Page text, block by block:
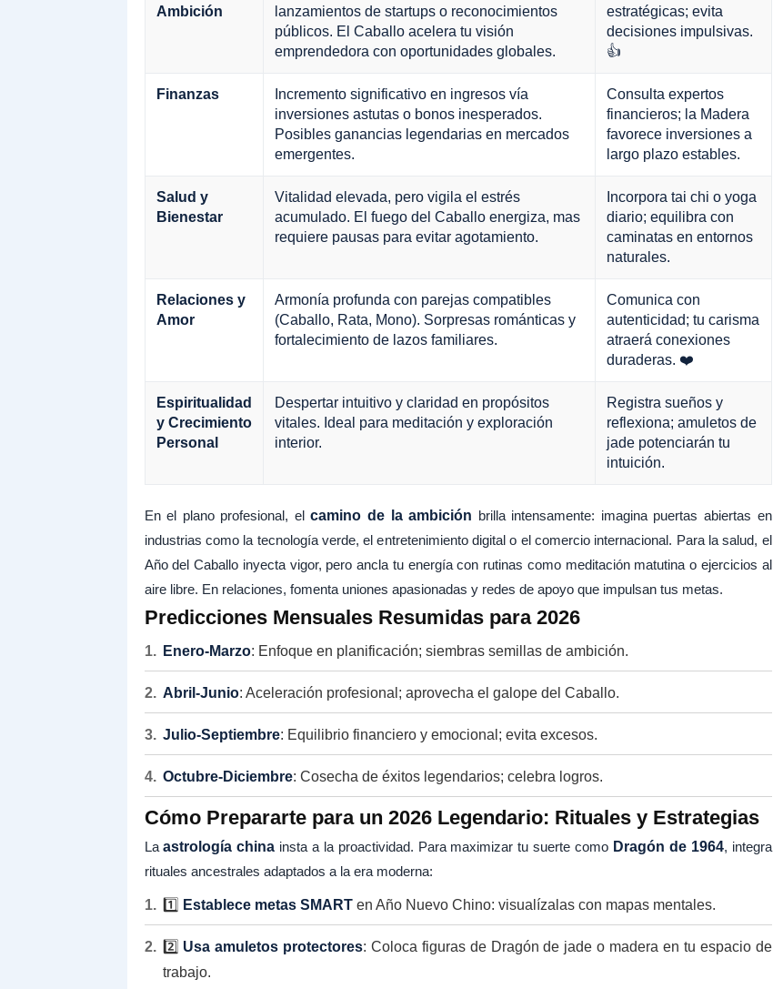
Ambición
lanzamientos de startups o reconocimientos
públicos. El Caballo acelera tu visión
emprendedora con oportunidades globales.
estratégicas; evita
decisiones impulsivas.
👍
Finanzas
Incremento significativo en ingresos vía
inversiones astutas o bonos inesperados.
Posibles ganancias legendarias en mercados
emergentes.
Consulta expertos
financieros; la Madera
favorece inversiones a
largo plazo estables.
Salud y
Bienestar
Vitalidad elevada, pero vigila el estrés
acumulado. El fuego del Caballo energiza, mas
requiere pausas para evitar agotamiento.
Incorpora tai chi o yoga
diario; equilibra con
caminatas en entornos
naturales.
Relaciones y
Amor
Armonía profunda con parejas compatibles
(Caballo, Rata, Mono). Sorpresas románticas y
fortalecimiento de lazos familiares.
Comunica con
autenticidad; tu carisma
atraerá conexiones
duraderas. ❤️
Espiritualidad
y Crecimiento
Personal
Despertar intuitivo y claridad en propósitos
vitales. Ideal para meditación y exploración
interior.
Registra sueños y
reflexiona; amuletos de
jade potenciarán tu
intuición.
En el plano profesional, elcamino de la ambición brilla intensamente: imagina puertas abiertas en
industrias como la tecnología verde, el entretenimiento digital o el comercio internacional. Para la salud, el
Año del Caballo inyecta vigor, pero ancla tu energía con rutinas como meditación matutina o ejercicios al
aire libre. En relaciones, fomenta uniones apasionadas y redes de apoyo que impulsan tus metas.
Predicciones Mensuales Resumidas para 2026
Enero-Marzo: Enfoque en planificación; siembras semillas de ambición.
Abril-Junio: Aceleración profesional; aprovecha el galope del Caballo.
Julio-Septiembre: Equilibrio financiero y emocional; evita excesos.
Octubre-Diciembre: Cosecha de éxitos legendarios; celebra logros.
Cómo Prepararte para un 2026 Legendario: Rituales y Estrategias
Laastrología china insta a la proactividad. Para maximizar tu suerte como Dragón de 1964, integra
rituales ancestrales adaptados a la era moderna:
1️⃣ Establece metas SMARTen Año Nuevo Chino: visualízalas con mapas mentales.
2️⃣ Usa amuletos protectores: Coloca figuras de Dragón de jade o madera en tu espacio de
trabajo.